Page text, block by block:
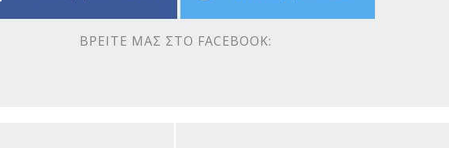
ΒΡΕΊΤΕ ΜΑΣ ΣΤΟ FACEBOOK: